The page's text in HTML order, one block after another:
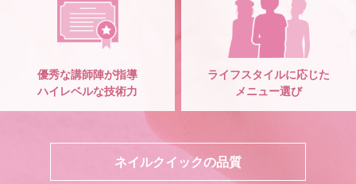
優秀な講師陣が指導
ハイレベルな技術力
ライフスタイルに応じた
メニュー選び
ネイルクイックの品質